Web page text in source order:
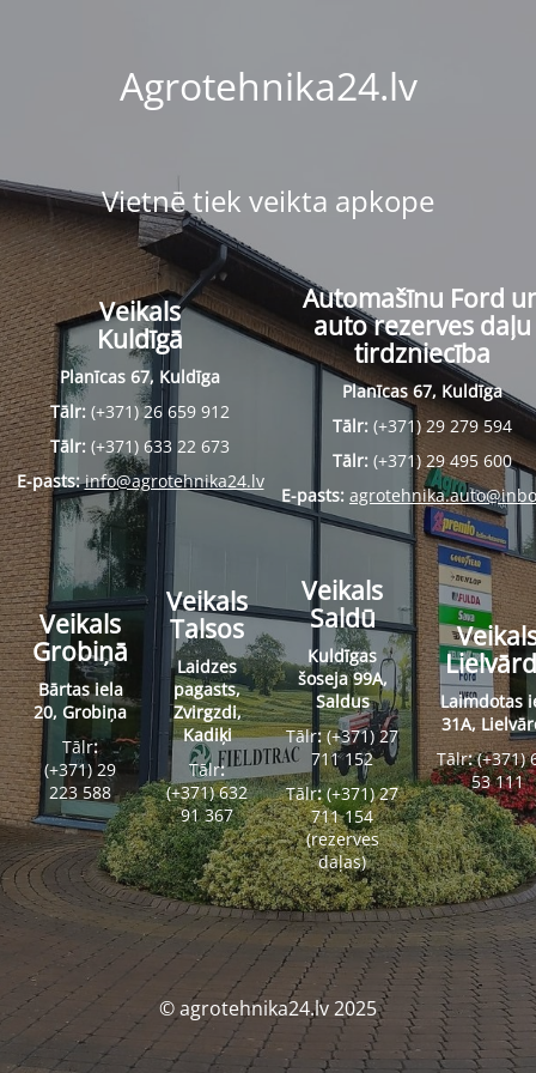
Agrotehnika24.lv
Vietnē tiek veikta apkope
Veikals
Kuldīgā
Planīcas 67, Kuldīga
Tālr: (+371) 26 659 912
Tālr: (+371) 633 22 673
E-pasts:info@agrotehnika24.lv
Automašīnu Ford
auto rezerves daļu
tirdzniecība
Planīcas 67, Kuldīga
Tālr: (+371) 29 279 594
Tālr: (+371) 29 495 600
E-pasts:
Veikals
Grobiņā
Bārtas iela
20, Grobiņa
Tālr:
(+371) 29
223 588
Veikals
Talsos
Laidzes
pagasts,
Zvirgzdi,
Kadiķi
Tālr:
(+371) 632
91 367
Veikals
Saldū
Kuldīgas
šoseja 99A,
Saldus
Tālr:(+371) 27
711 152
Tālr:(+371) 27
711 154
(rezerves
daļas)
Laimdotas
31A,
Tālr:(+371)
53 111
© agrotehnika24.lv 2025